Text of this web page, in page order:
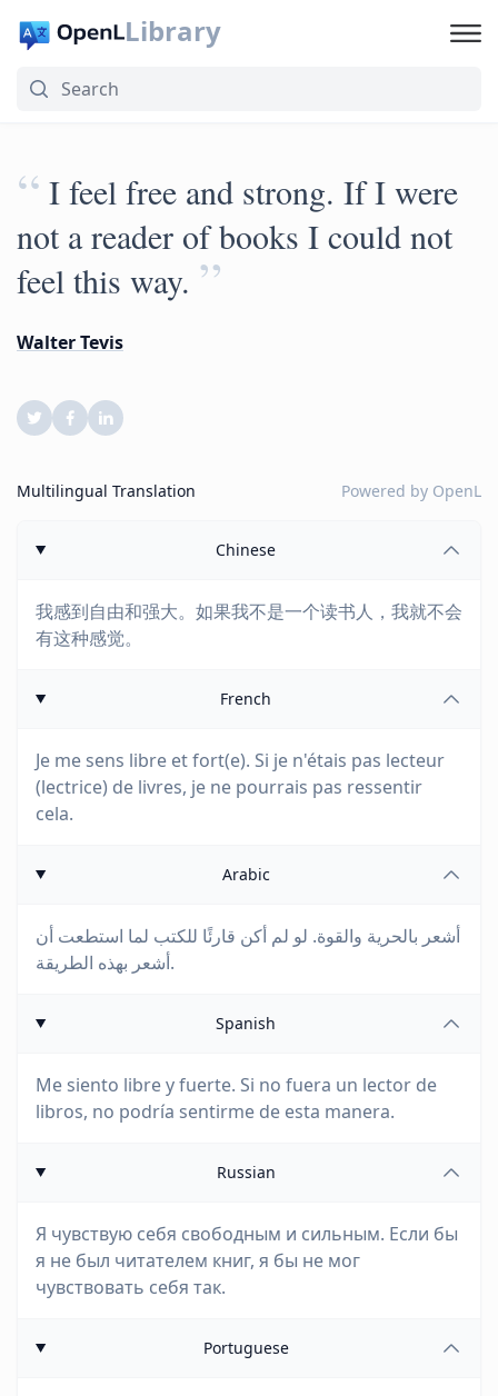
Library
“ I feel free and strong. If I were
not a reader of books I could not
feel this way. ”
Walter Tevis
Multilingual Translation Powered by OpenL
Chinese
我感到自由和强大。如果我不是一个读书人，我就不会
有这种感觉。
French
Je me sens libre et fort(e). Si je n'étais pas lecteur
(lectrice) de livres, je ne pourrais pas ressentir
cela.
Arabic
أشعر بالحرية والقوة. لو لم أكن قارئًا للكتب لما استطعت أن
أشعر بهذه الطريقة.
Spanish
Me siento libre y fuerte. Si no fuera un lector de
libros, no podría sentirme de esta manera.
Russian
Я чувствую себя свободным и сильным. Если бы
я не был читателем книг, я бы не мог
чувствовать себя так.
Portuguese